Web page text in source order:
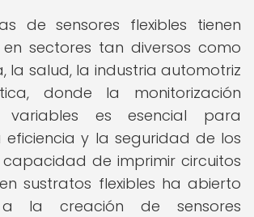
de sensores flexibles tienen
sectores tan diversos como
la salud, la industria automotriz
donde la monitorización
es esencial para
y la seguridad de los
capacidad de imprimir circuitos
sustratos flexibles ha abierto
la creación de sensores